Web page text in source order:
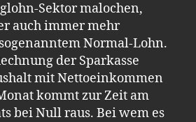
Sektor malochen,
auch immer mehr
Normal-Lohn.
der Sparkasse
mit Nettoeinkommen
kommt zur Zeit am
bei Null raus. Bei wem es